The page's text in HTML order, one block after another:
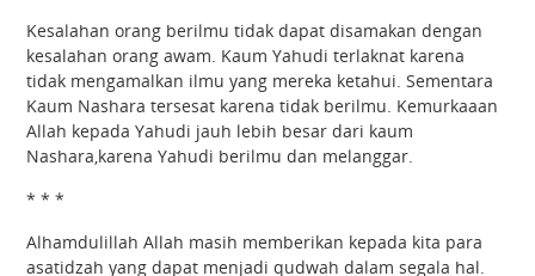
Kesalahan orang berilmu tidak dapat disamakan dengan
kesalahan orang awam. Kaum Yahudi terlaknat karena
tidak mengamalkan ilmu yang mereka ketahui. Sementara
Kaum Nashara tersesat karena tidak berilmu. Kemurkaaan
Allah kepada Yahudi jauh lebih besar dari kaum
Nashara,karena Yahudi berilmu dan melanggar.
* * *
Alhamdulillah Allah masih memberikan kepada kita para
asatidzah yang dapat menjadi qudwah dalam segala hal.